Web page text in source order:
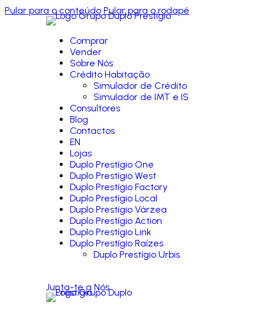
Pular para o conteúdo Pular para o rodapé
Comprar
Vender
Sobre Nós
Crédito Habitação
Simulador de Crédito
Simulador de IMT e IS
Consultores
Blog
Contactos
EN
Lojas
Duplo Prestígio One
Duplo Prestígio West
Duplo Prestígio Factory
Duplo Prestígio Local
Duplo Prestígio Várzea
Duplo Prestígio Action
Duplo Prestígio Link
Duplo Prestígio Raízes
Duplo Prestígio Urbis
Junta-te a Nós